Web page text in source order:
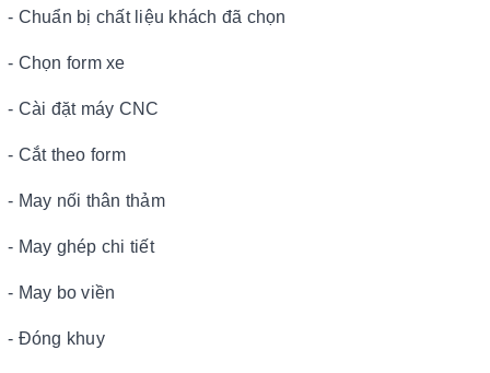
- Chuẩn bị chất liệu khách đã chọn
- Chọn form xe
- Cài đặt máy CNC
- Cắt theo form
- May nối thân thảm
- May ghép chi tiết
- May bo viền
- Đóng khuy